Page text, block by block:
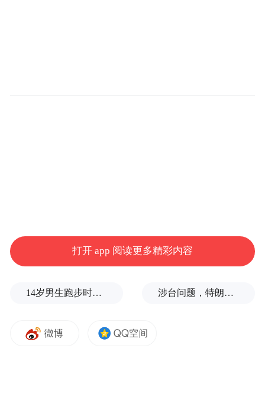
核心技术研发投入，加速技术成果落地转
重庆产业配套优势，完善企业西南生产布
打开 app 阅读更多精彩内容
14岁男生跑步时心脏骤停，后被鉴定为“器质性痴呆”，家属质疑校方失责 涉台问题，特朗普的教训还没吃够